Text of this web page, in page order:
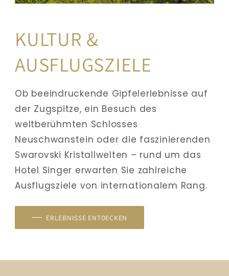
KULTUR &
AUSFLUGSZIELE
Ob beeindruckende Gipfelerlebnisse auf
der Zugspitze, ein Besuch des
weltberühmten Schlosses
Neuschwanstein oder die faszinierenden
Swarovski Kristallwelten – rund um das
Hotel Singer erwarten Sie zahlreiche
Ausflugsziele von internationalem Rang.
ERLEBNISSE ENTDECKEN